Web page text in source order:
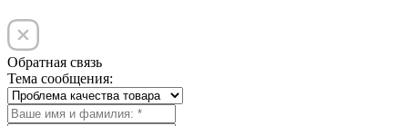
Обратная связь
Тема сообщения: